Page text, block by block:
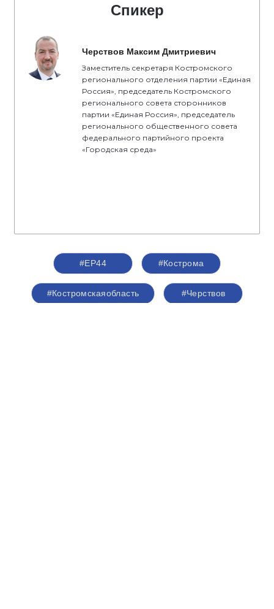
Спикер
Черствов Максим Дмитриевич
Заместитель секретаря Костромского
регионального отделения партии «Единая
Россия», председатель Костромского
регионального совета сторонников
партии «Единая Россия», председатель
регионального общественного совета
федерального партийного проекта
«Городская среда»
#ЕР44 #Кострома
#Костромскаяобласть #Черствов